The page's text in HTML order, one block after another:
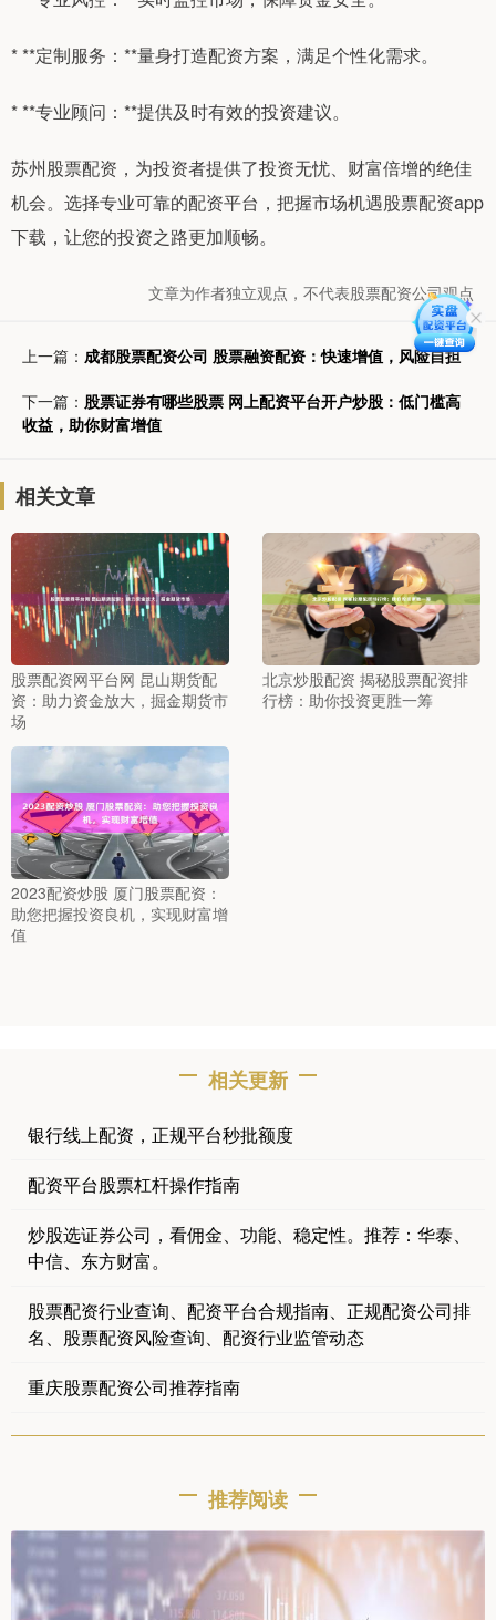
* **定制服务：**量身打造配资方案，满足个性化需求。
* **专业顾问：**提供及时有效的投资建议。
苏州股票配资，为投资者提供了投资无忧、财富倍增的绝佳
机会。选择专业可靠的配资平台，把握市场机遇股票配资app
下载，让您的投资之路更加顺畅。
文章为作者独立观点，不代表股票配资公司观点
上一篇： 成都股票配资公司 股票融资配资：快速增值，风险自担
下一篇： 股票证券有哪些股票 网上配资平台开户炒股：低门槛高
收益，助你财富增值
相关文章
股票配资网平台网 昆山期货配
资：助力资金放大，掘金期货市
场
北京炒股配资 揭秘股票配资排
行榜：助你投资更胜一筹
2023配资炒股 厦门股票配资：
助您把握投资良机，实现财富增
值
相关更新
银行线上配资，正规平台秒批额度
配资平台股票杠杆操作指南
炒股选证券公司，看佣金、功能、稳定性。推荐：华泰、
中信、东方财富。
股票配资行业查询、配资平台合规指南、正规配资公司排
名、股票配资风险查询、配资行业监管动态
重庆股票配资公司推荐指南
推荐阅读